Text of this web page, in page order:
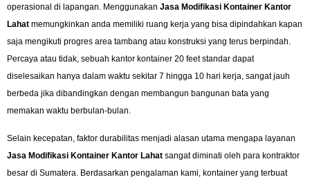
operasional di lapangan. Menggunakan Jasa Modifikasi Kontainer Kantor
Lahat memungkinkan anda memiliki ruang kerja yang bisa dipindahkan kapan
saja mengikuti progres area tambang atau konstruksi yang terus berpindah.
Percaya atau tidak, sebuah kantor kontainer 20 feet standar dapat
diselesaikan hanya dalam waktu sekitar 7 hingga 10 hari kerja, sangat jauh
berbeda jika dibandingkan dengan membangun bangunan bata yang
memakan waktu berbulan-bulan.
Selain kecepatan, faktor durabilitas menjadi alasan utama mengapa layanan
Jasa Modifikasi Kontainer Kantor Lahat sangat diminati oleh para kontraktor
besar di Sumatera. Berdasarkan pengalaman kami, kontainer yang terbuat